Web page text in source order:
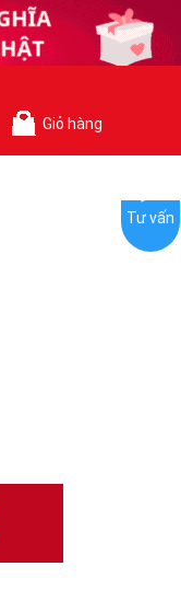
Giỏ hàng
Tư vấn